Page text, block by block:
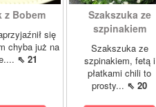
z Bobem
się
chyba już na
⇖ 21
Szakszuka ze
szpinakiem
Szakszuka ze
szpinakiem, fetą i
płatkami chili to
prosty... ⇖ 20